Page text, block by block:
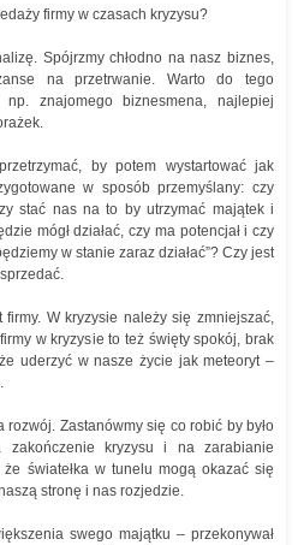
firmy w czasach kryzysu?
Spójrzmy chłodno na nasz biznes,
na przetrwanie. Warto do tego
np. znajomego biznesmena, najlepiej
by potem wystartować jak
w sposób przemyślany: czy
stać nas na to by utrzymać majątek i
mógł działać, czy ma potencjał i czy
w stanie zaraz działać”? Czy jest
W kryzysie należy się zmniejszać,
w kryzysie to też święty spokój, brak
uderzyć w nasze życie jak meteoryt –
Zastanówmy się co robić by było
kryzysu i na zarabianie
światełka w tunelu mogą okazać się
stronę i nas rozjedzie.
swego majątku – przekonywał